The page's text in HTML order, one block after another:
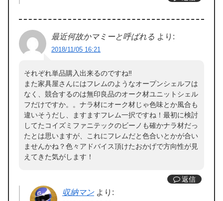
最近何故かマミーと呼ばれる より:
2018/11/05 16:21
それぞれ単品購入出来るのですね‼︎
また家具屋さんにはフレムのようなオープンシェルフは
なく、競合するのは無印良品のオーク材ユニットシェル
フだけですか。。ナラ材にオーク材じゃ色味とか風合も
違いそうだし、ますますフレム一択ですね！最初に検討
してたコイズミファニテックのビーノも確かナラ材だっ
たとは思いますが、これにフレムだと色合いとかが合い
ませんかね？色々アドバイス頂けたおかげで方向性が見
えてきた気がします！
返信
収納マン より: